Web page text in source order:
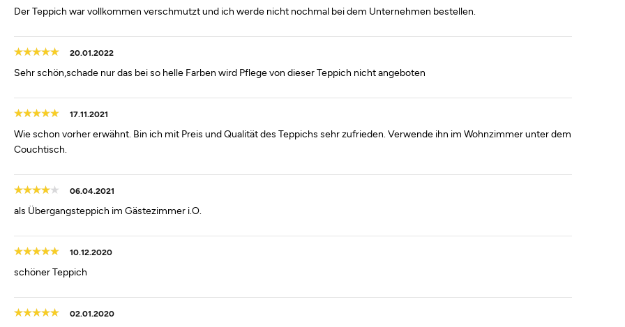
Der Teppich war vollkommen verschmutzt und ich werde nicht nochmal bei dem Unternehmen bestellen.
20.01.2022
Sehr schön,schade nur das bei so helle Farben wird Pflege von dieser Teppich nicht angeboten
17.11.2021
Wie schon vorher erwähnt. Bin ich mit Preis und Qualität des Teppichs sehr zufrieden. Verwende ihn im Wohnzimmer unter dem
Couchtisch.
06.04.2021
als Übergangsteppich im Gästezimmer i.O.
10.12.2020
schöner Teppich
02.01.2020